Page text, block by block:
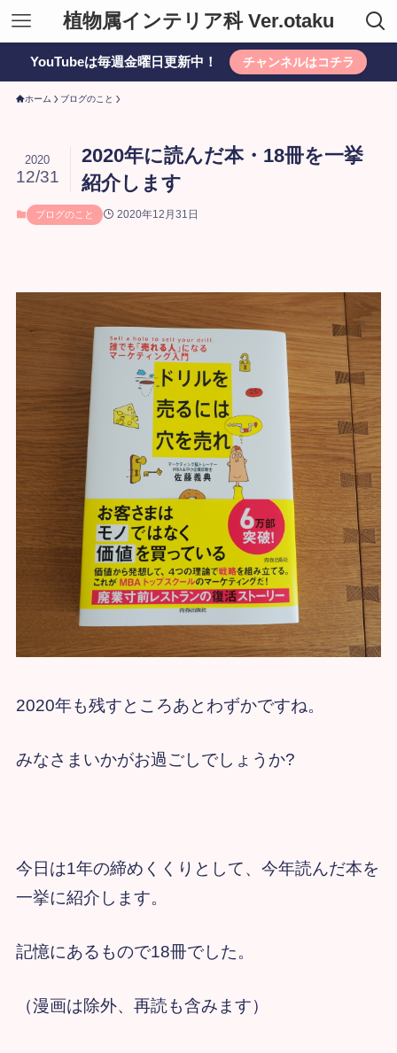
植物属インテリア科 Ver.otaku
YouTubeは毎週金曜日更新中！ チャンネルはコチラ
ホーム ブログのこと
2020年に読んだ本・18冊を一挙
紹介します
2020
12/31
ブログのこと 2020年12月31日
2020年も残すところあとわずかですね。
みなさまいかがお過ごしでしょうか?
今日は1年の締めくくりとして、今年読んだ本を
一挙に紹介します。
記憶にあるもので18冊でした。
（漫画は除外、再読も含みます）